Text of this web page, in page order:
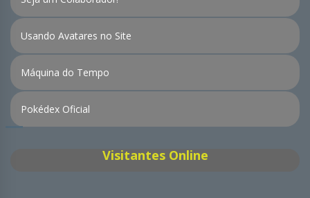
Usando Avatares no Site
Máquina do Tempo
Pokédex Oficial
Visitantes Online